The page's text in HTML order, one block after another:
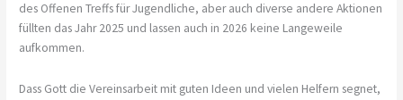
des Offenen Treffs für Jugendliche, aber auch diverse andere Aktionen
füllten das Jahr 2025 und lassen auch in 2026 keine Langeweile
aufkommen.
Dass Gott die Vereinsarbeit mit guten Ideen und vielen Helfern segnet,